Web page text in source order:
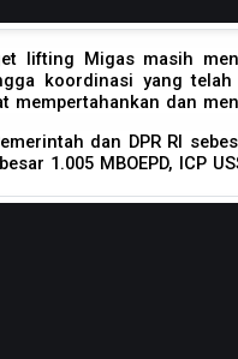
lifting Migas masih
koordinasi yang
dan
dan DPR RI
1.005 MBOEPD, ICP